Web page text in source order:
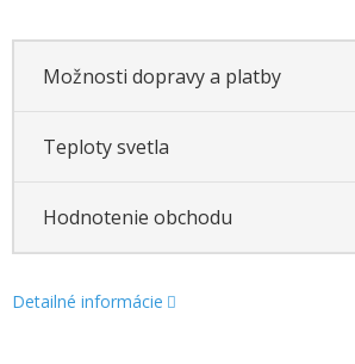
Možnosti dopravy a platby
Teploty svetla
Hodnotenie obchodu
Detailné informácie